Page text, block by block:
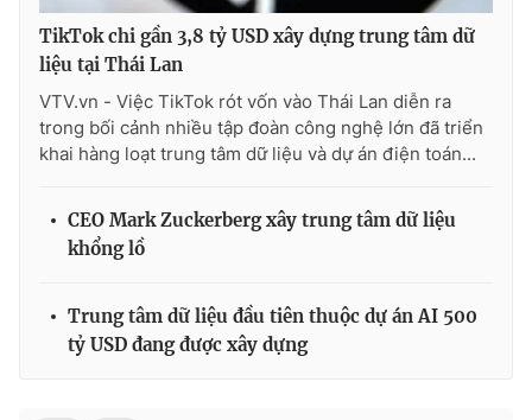
TikTok chi gần 3,8 tỷ USD xây dựng trung tâm dữ
liệu tại Thái Lan
VTV.vn - Việc TikTok rót vốn vào Thái Lan diễn ra
trong bối cảnh nhiều tập đoàn công nghệ lớn đã triển
khai hàng loạt trung tâm dữ liệu và dự án điện toán...
CEO Mark Zuckerberg xây trung tâm dữ liệu
khổng lồ
Trung tâm dữ liệu đầu tiên thuộc dự án AI 500
tỷ USD đang được xây dựng